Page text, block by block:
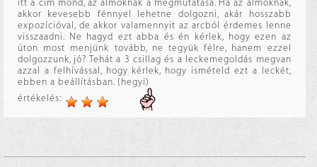
itt a cím mond, az álmoknak a megmutatása. Ha az álmoknak,
akkor kevesebb fénnyel lehetne dolgozni, akár hosszabb
expozícióval, de akkor valamennyit az arcból érdemes lenne
visszaadni. Ne hagyd ezt abba és én kérlek, hogy ezen az
úton most menjünk tovább, ne tegyük félre, hanem ezzel
dolgozzunk, jó? Tehát a 3 csillag és a leckemegoldás megvan
azzal a felhívással, hogy kérlek, hogy ismételd ezt a leckét,
ebben a beállításban. (hegyi)
értékelés: